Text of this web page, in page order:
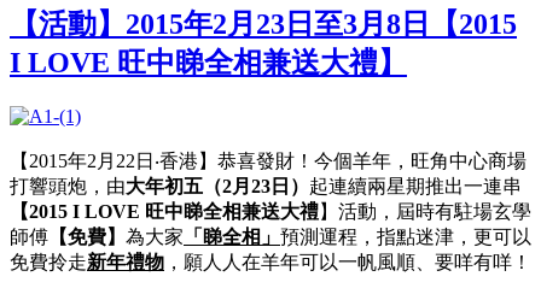
【活動】2015年2月23日至3月8日【2015
I LOVE 旺中睇全相兼送大禮】
【2015年2月22日‧香港】恭喜發財！今個羊年，旺角中心商場
打響頭炮，由大年初五（2月23日） 起連續兩星期推出一連串
【2015 I LOVE 旺中睇全相兼送大禮】活動，屆時有駐場玄學
師傅 【免費】 為大家 「睇全相」 預測運程，指點迷津，更可以
免費拎走新年禮物 ，願人人在羊年可以一帆風順、要咩有咩！